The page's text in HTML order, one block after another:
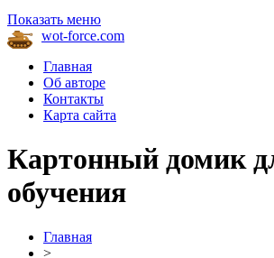
Показать меню
wot-force.com
Главная
Об авторе
Контакты
Карта сайта
Картонный домик
обучения
Главная
>